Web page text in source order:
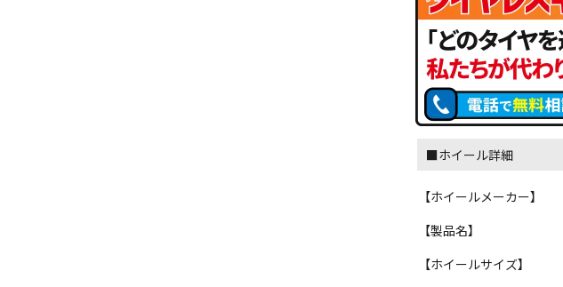
■ホイール詳細
【ホイールメーカー】
【製品名】
【ホイールサイズ】